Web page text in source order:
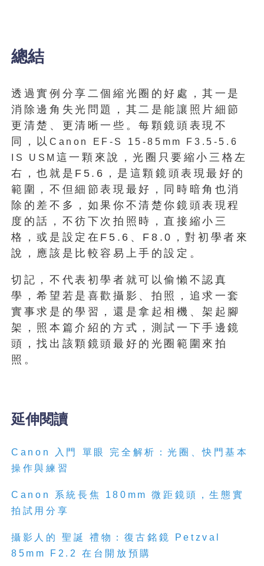
總結
透過實例分享二個縮光圈的好處，其一是
消除邊角失光問題，其二是能讓照片細節
更清楚、更清晰一些。每顆鏡頭表現不
同，以 Canon EF-S 15-85mm F3.5-5.6
IS USM 這一顆來說，光圈只要縮小三格左
右，也就是F5.6，是這顆鏡頭表現最好的
範圍，不但細節表現最好，同時暗角也消
除的差不多，如果你不清楚你鏡頭表現程
度的話，不彷下次拍照時，直接縮小三
格，或是設定在F5.6、F8.0，對初學者來
說，應該是比較容易上手的設定。
切記，不代表初學者就可以偷懶不認真
學，希望若是喜歡攝影、拍照，追求一套
實事求是的學習，還是拿起相機、架起腳
架，照本篇介紹的方式，測試一下手邊鏡
頭，找出該顆鏡頭最好的光圈範圍來拍
照。
延伸閱讀
Canon 入門 單眼
完全解析：光圈、快門基本
操作與練習
Canon 系統長焦 180mm微距鏡頭，生態實
拍試用分享
攝影人的 聖誕 禮物：復古銘鏡
Petzval
85mm F2.2在台開放預購